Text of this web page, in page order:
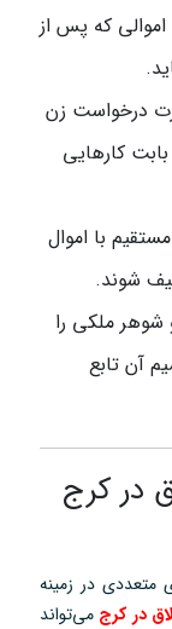
که پس از
درخواست زن
کارهایی
با اموال
شوند.
شوهر ملکی را
آن تابع
در کرج
متعددی در زمینه
در کرج می‌تواند